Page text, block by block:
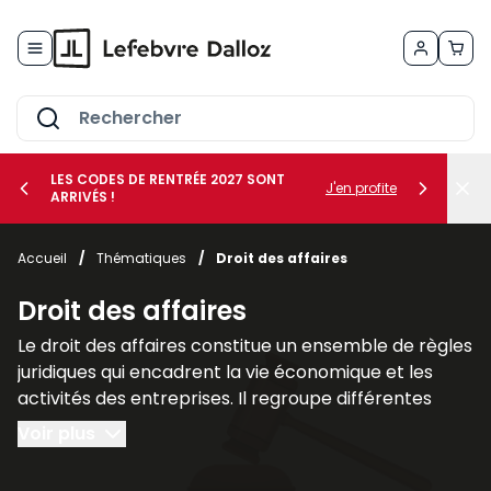
le sous-menu Vos métiers
le sous-menu Vos besoins
LES CODES DE RENTRÉE 2027 SONT
ARRIVÉS !
J'en profite
Accueil / Thématiques / Droit des affaires
Droit des affaires
Le droit des affaires constitue un ensemble de règles
juridiques qui encadrent la vie économique et les
activités des entreprises. Il regroupe différentes
branches du droit qui interviennent dans la création,
la gestion et la protection des sociétés ainsi que